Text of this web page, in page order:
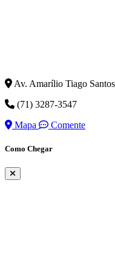
Av. Amarílio Tiago
(71) 3287-3547
Mapa
Comente
Como Chegar